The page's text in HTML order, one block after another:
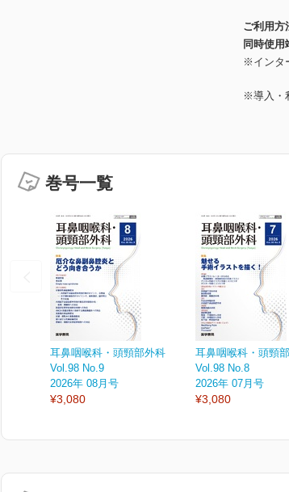
ご利用方
同時使用
※インタ
※導入・
巻号一覧
耳鼻咽喉科・頭頸部外科
Vol.98 No.9
2026年 08月号
¥3,080
耳鼻咽喉科・頭頸
Vol.98 No.8
2026年 07月号
¥3,080